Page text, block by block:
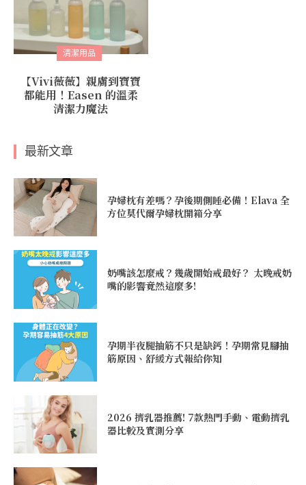
清潔用品
【Vivi薇薇】親膚到寶寶
都能用！Easen 的溫柔
清潔力魔法
最新文章
孕婦枕有差嗎？孕後期側睡必備！Elava 全
方位莫代爾孕婦枕開箱分享
奶嘴該怎麼戒？幾歲開始戒最好？ 太晚戒奶
嘴的影響竟然這麼多!
孕期半夜腿抽筋不只是缺鈣！孕期常見腳抽
筋原因、舒緩方式報給你知
2026 擠乳器推薦! 7款熱門手動、電動擠乳
器比較及實測分享